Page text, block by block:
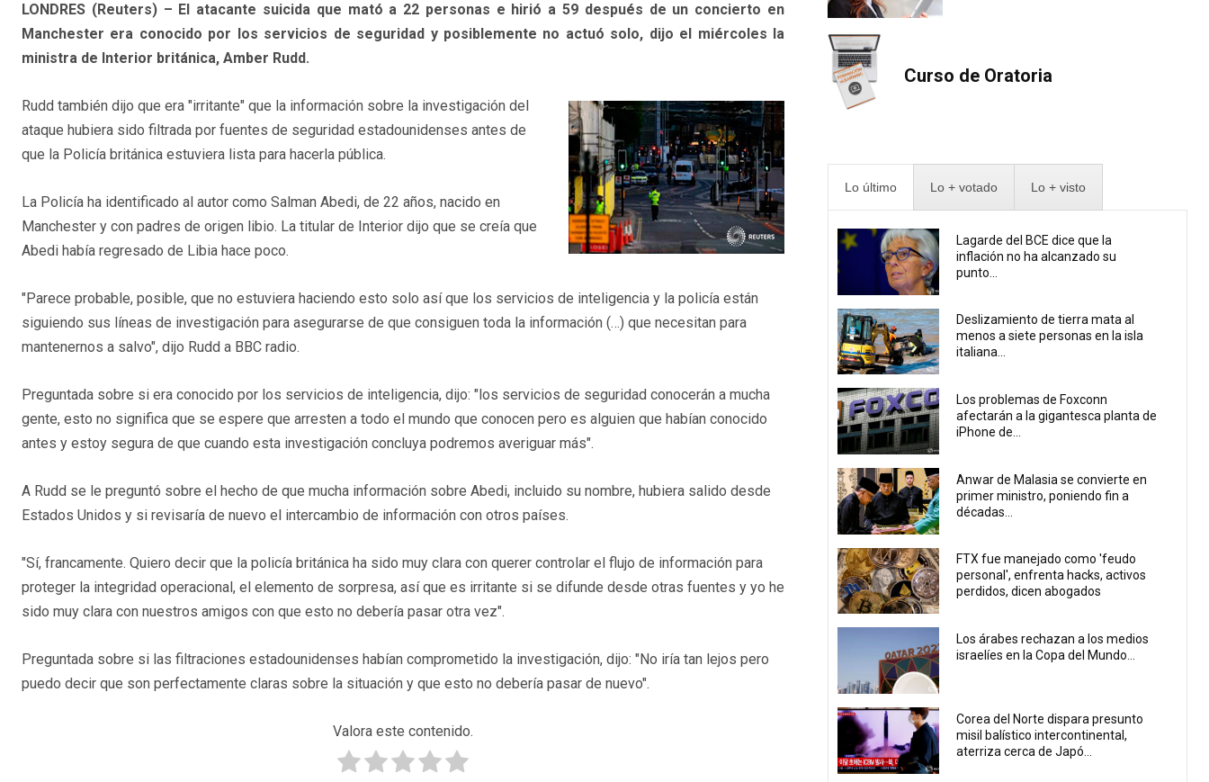
LONDRES (Reuters) – El atacante suicida que mató a 22 personas e hirió a 59 después de un concierto en
Manchester era conocido por los servicios de seguridad y posiblemente no actuó solo, dijo el miércoles la
ministra de Interior británica, Amber Rudd.
Rudd también dijo que era "irritante" que la información sobre la investigación del
ataque hubiera sido filtrada por fuentes de seguridad estadounidenses antes de
que la Policía británica estuviera lista para hacerla pública.
La Policía ha identificado al autor como Salman Abedi, de 22 años, nacido en
Manchester y con padres de origen libio. La titular de Interior dijo que se creía que
Abedi había regresado de Libia hace poco.
"Parece probable, posible, que no estuviera haciendo esto solo así que los servicios de inteligencia y la policía están
siguiendo sus líneas de investigación para asegurarse de que consiguen toda la información (…) que necesitan para
mantenernos a salvo", dijo Rudd a BBC radio.
Preguntada sobre si era conocido por los servicios de inteligencia, dijo: "los servicios de seguridad conocerán a mucha
gente, esto no significa que se espere que arresten a todo el mundo que conocen pero es alguien que habían conocido
antes y estoy segura de que cuando esta investigación concluya podremos averiguar más".
A Rudd se le preguntó sobre el hecho de que mucha información sobre Abedi, incluido su nombre, hubiera salido desde
Estados Unidos y si revisaría de nuevo el intercambio de información con otros países.
"Sí, francamente. Quiero decir que la policía británica ha sido muy clara con querer controlar el flujo de información para
proteger la integridad operacional, el elemento de sorpresa, así que es irritante si se difunde desde otras fuentes y yo he
sido muy clara con nuestros amigos con que esto no debería pasar otra vez".
Preguntada sobre si las filtraciones estadounidenses habían comprometido la investigación, dijo: "No iría tan lejos pero
puedo decir que son perfectamente claras sobre la situación y que esto no debería pasar de nuevo".
Valora este contenido.
Curso de Oratoria
Lo último Lo + votado Lo + visto
Lagarde del BCE dice que la
inflación no ha alcanzado su
punto...
Deslizamiento de tierra mata al
menos a siete personas en la isla
italiana...
Los problemas de Foxconn
afectarán a la gigantesca planta de
iPhone de...
Anwar de Malasia se convierte en
primer ministro, poniendo fin a
décadas...
FTX fue manejado como 'feudo
personal', enfrenta hacks, activos
perdidos, dicen abogados
Los árabes rechazan a los medios
israelíes en la Copa del Mundo...
Corea del Norte dispara presunto
misil balístico intercontinental,
aterriza cerca de Japó...